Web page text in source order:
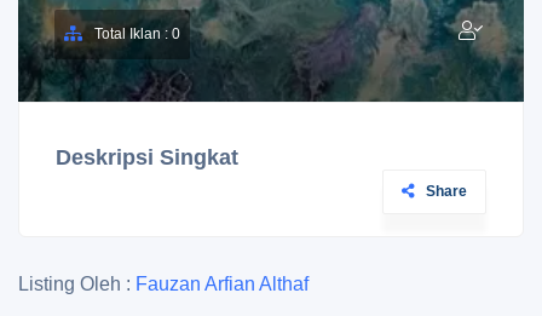
Total Iklan : 0
Deskripsi Singkat
Share
Listing Oleh : Fauzan Arfian Althaf